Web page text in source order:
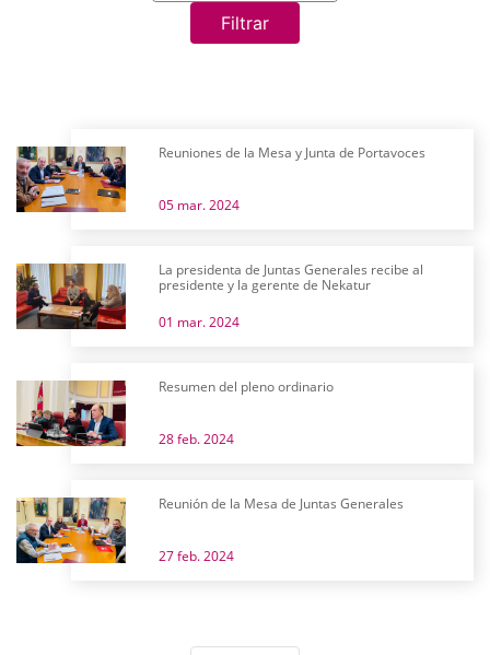
Filtrar
Reuniones de la Mesa y Junta de Portavoces
05 mar. 2024
La presidenta de Juntas Generales recibe al
presidente y la gerente de Nekatur
01 mar. 2024
Resumen del pleno ordinario
28 feb. 2024
Reunión de la Mesa de Juntas Generales
27 feb. 2024